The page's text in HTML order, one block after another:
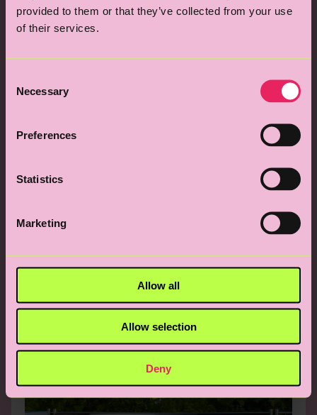
provided to them or that they’ve collected from your use
of their services.
Selection
Necessary
Preferences
Statistics
Marketing
Allow all
Allow selection
Deny